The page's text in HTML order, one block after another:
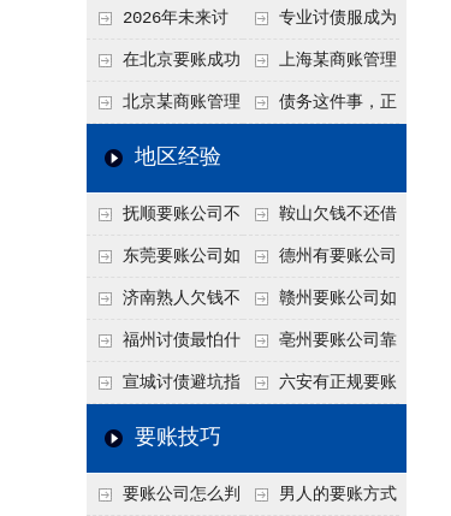
局及未来趋势分析
状、合规痛点与未来
发展趋势深度解析
法方法总结
2026年未来讨
债要账公司发展趋势
专业讨债服成为
2026年的发展趋势
在北京要账成功
率高吗？未来追账公
司发展趋势引发行业
上海某商账管理
机构聚焦合规服务
北京某商账管理
服务机构持续提升合
力企业化解应收账款
难题
债务这件事，正
地区经验
抚顺要账公司不
敢透漏的追回方法是
什么？
鞍山欠钱不还借
口太多？2026年这3
句反问话术，直接把
他后路堵死
东莞要账公司如
何有效要账讨债？20
26年合法追债经验总
结！
德州有要账公司
吗？如何合法讨债才
不沾风险？
济南熟人欠钱不
还？
赣州要账公司如
何有效讨债？合法追
债四步秘籍
福州讨债最怕什
么？2026年这两个关
键细节，做错就很难
亳州要账公司靠
谱吗？合法讨债四步
宣城讨债避坑指
南：2026年这2个细
回！
六安有正规要账
要账技巧
要账公司怎么判 男人的要账方式